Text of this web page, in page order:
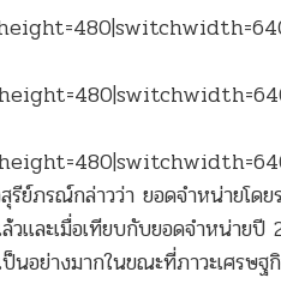
ย์ภรณ์กล่าวว่า ยอดจำหน่ายโด
และเมื่อเทียบกับยอดจำหน่ายปี
อย่างมากในขณะที่ภาวะเศรษฐ